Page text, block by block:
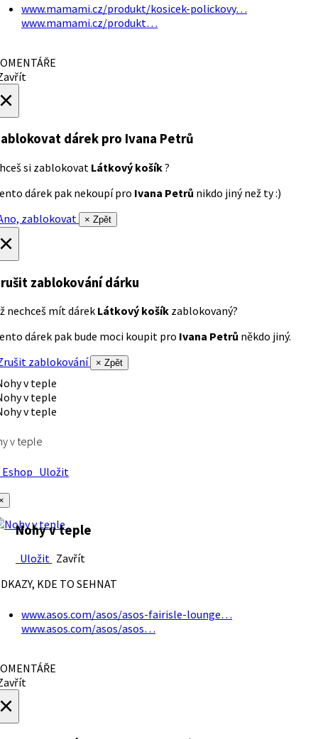
www.mamami.cz/produkt/kosicek-polickovy…
www.mamami.cz/produkt…
dárek pro Ivana Petrů
si zablokovat Látkový košík?
dárek pak nekoupí pro Ivana Petrů nikdo jiný než ty :)
zablokovat
× Zpět
zablokování dárku
nechceš mít dárek Látkový košík zablokovaný?
dárek pak bude moci koupit pro Ivana Petrů někdo jiný.
zablokování
× Zpět
v teple
Uložit
Nohy v teple
Uložit Zavřít
KDE TO SEHNAT
www.asos.com/asos/asos-fairisle-lounge…
www.asos.com/asos/asos…